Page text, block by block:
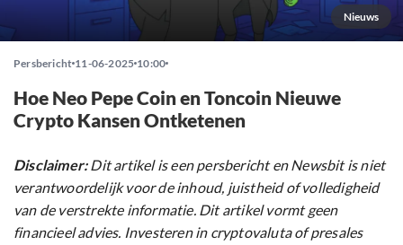
Nieuws
Persbericht 11-06-2025 10:00
Hoe Neo Pepe Coin en Toncoin Nieuwe
Crypto Kansen Ontketenen
Disclaimer:Dit artikel is een persbericht en Newsbit is niet
verantwoordelijk voor de inhoud, juistheid of volledigheid
van de verstrekte informatie. Dit artikel vormt geen
financieel advies. Investeren in cryptovaluta of presales